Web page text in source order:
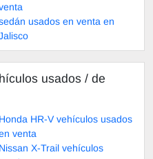
usados en venta en
usados ​​/ de
Honda HR-V vehículos usados
venta
Nissan X-Trail vehículos